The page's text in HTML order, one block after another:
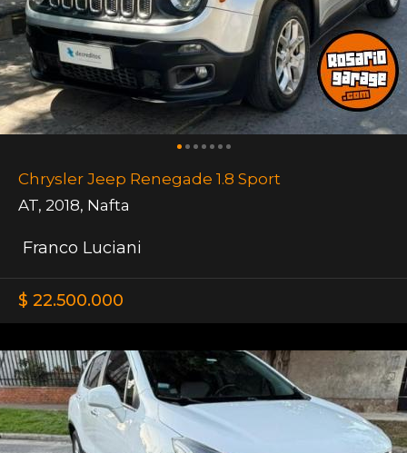
Chrysler Jeep Renegade 1.8 Sport
AT, 2018, Nafta
Franco Luciani
$ 22.500.000